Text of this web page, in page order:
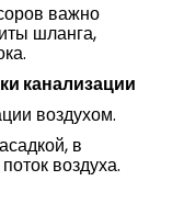
важно
шланга,
канализации
воздухом.
в
воздуха.